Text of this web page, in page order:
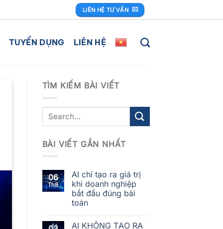
LIÊN HỆ TƯ VẤN
TUYỂN DỤNG LIÊN HỆ
TÌM KIẾM BÀI VIẾT
BÀI VIẾT GẦN NHẤT
06
Th8
AI chỉ tạo ra giá trị
khi doanh nghiệp
bắt đầu đúng bài
toán
AI KHÔNG TẠO RA